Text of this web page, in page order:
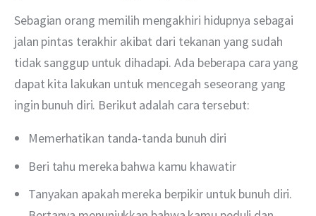
Sebagian orang memilih mengakhiri hidupnya sebagai
jalan pintas terakhir akibat dari tekanan yang sudah
tidak sanggup untuk dihadapi. Ada beberapa cara yang
dapat kita lakukan untuk mencegah seseorang yang
ingin bunuh diri. Berikut adalah cara tersebut:
Memerhatikan tanda-tanda bunuh diri
Beri tahu mereka bahwa kamu khawatir
Tanyakan apakah mereka berpikir untuk bunuh diri.